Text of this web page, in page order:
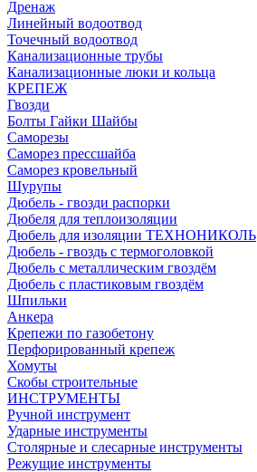
Дренаж
Линейный водоотвод
Точечный водоотвод
Канализационные трубы
Канализационные люки и кольца
КРЕПЕЖ
Гвозди
Болты Гайки Шайбы
Саморезы
Саморез прессшайба
Саморез кровельный
Шурупы
Дюбель - гвозди распорки
Дюбеля для теплоизоляции
Дюбель для изоляции ТЕХНОНИКОЛЬ
Дюбель - гвоздь с термоголовкой
Дюбель с металлическим гвоздём
Дюбель с пластиковым гвоздём
Шпильки
Анкера
Крепежи по газобетону
Перфорированный крепеж
Хомуты
Скобы строительные
ИНСТРУМЕНТЫ
Ручной инструмент
Ударные инструменты
Столярные и слесарные инструменты
Режущие инструменты